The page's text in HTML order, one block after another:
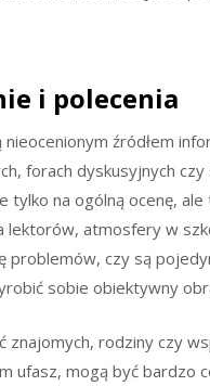
i polecenia
źródłem
forach dyskusyjnych
tylko na ogólną ocenę,
lektorów, atmosfery w
problemów, czy są
sobie obiektywny
znajomych, rodziny czy
ufasz, mogą być bardzo